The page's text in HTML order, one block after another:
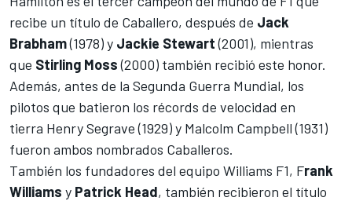
recibe un título de Caballero, después de Jack
Brabham(1978) y Jackie Stewart(2001), mientras
que Stirling Moss(2000) también recibió este honor.
Además, antes de la Segunda Guerra Mundial, los
pilotos que batieron los récords de velocidad en
tierra Henry Segrave (1929) y Malcolm Campbell (1931)
fueron ambos nombrados Caballeros.
También los fundadores del equipo Williams F1, Frank
Williams y Patrick Head, también recibieron el título